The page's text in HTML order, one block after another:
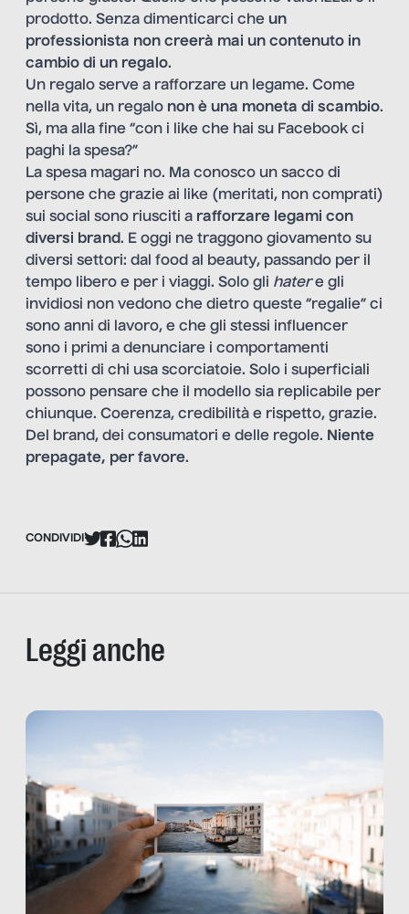
prodotto. Senza dimenticarci che un
professionista non creerà mai un contenuto in
cambio di un regalo.
Un regalo serve a rafforzare un legame. Come
nella vita, un regalo non è una moneta di scambio.
Sì, ma alla fine “con i like che hai su Facebook ci
paghi la spesa?”
La spesa magari no. Ma conosco un sacco di
persone che grazie ai like (meritati, non comprati)
sui social sono riusciti a rafforzare legami con
diversi brand. E oggi ne traggono giovamento su
diversi settori: dal food al beauty, passando per il
tempo libero e per i viaggi. Solo gli hatere gli
invidiosi non vedono che dietro queste “regalie” ci
sono anni di lavoro, e che gli stessi influencer
sono i primi a denunciare i comportamenti
scorretti di chi usa scorciatoie. Solo i superficiali
possono pensare che il modello sia replicabile per
chiunque. Coerenza, credibilità e rispetto, grazie.
Del brand, dei consumatori e delle regole. Niente
prepagate, per favore.
CONDIVIDI
Leggi anche